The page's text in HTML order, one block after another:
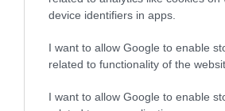
device identifiers in apps.
I want to allow Google to enable
related to functionality of the
I want to allow Google to enable
Brutális kisautót mutatott